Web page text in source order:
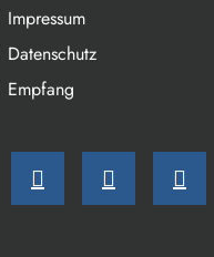
Impressum
Datenschutz
Empfang